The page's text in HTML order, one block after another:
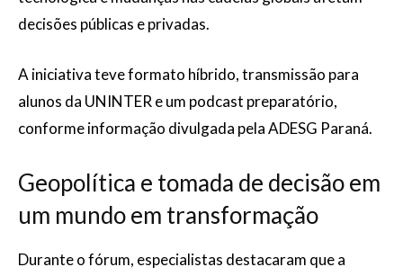
decisões públicas e privadas.
A iniciativa teve formato híbrido, transmissão para
alunos da UNINTER e um podcast preparatório,
conforme informação divulgada pela ADESG Paraná.
Geopolítica e tomada de decisão em
um mundo em transformação
Durante o fórum, especialistas destacaram que a